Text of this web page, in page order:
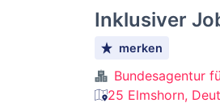
Inklusiver
merken
Bundesagentur
25 Elmshorn,